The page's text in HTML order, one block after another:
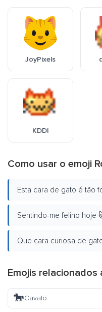
JoyPixels
KDDI
Como usar o emoji
Esta cara de gato é tão
Sentindo-me felino hoje
Que cara curiosa de
Emojis relacionados
🐎Cavalo